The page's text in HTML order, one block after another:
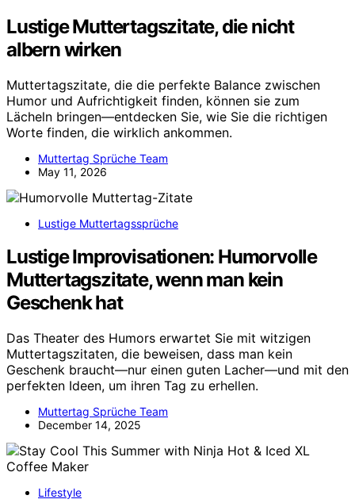
Lustige Muttertagszitate, die nicht
albern wirken
Muttertagszitate, die die perfekte Balance zwischen
Humor und Aufrichtigkeit finden, können sie zum
Lächeln bringen—entdecken Sie, wie Sie die richtigen
Worte finden, die wirklich ankommen.
Muttertag Sprüche Team
May 11, 2026
Lustige Muttertagssprüche
Lustige Improvisationen: Humorvolle
Muttertagszitate, wenn man kein
Geschenk hat
Das Theater des Humors erwartet Sie mit witzigen
Muttertagszitaten, die beweisen, dass man kein
Geschenk braucht—nur einen guten Lacher—und mit den
perfekten Ideen, um ihren Tag zu erhellen.
Muttertag Sprüche Team
December 14, 2025
Lifestyle